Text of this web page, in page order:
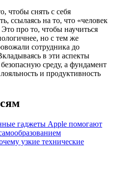
чтобы снять с себя
ссылаясь на то, что «человек
про то, чтобы научиться
но с тем же
сотрудника до
в эти аспекты
среду, а фундамент
и продуктивность
гаджеты Apple помогают
узкие технические